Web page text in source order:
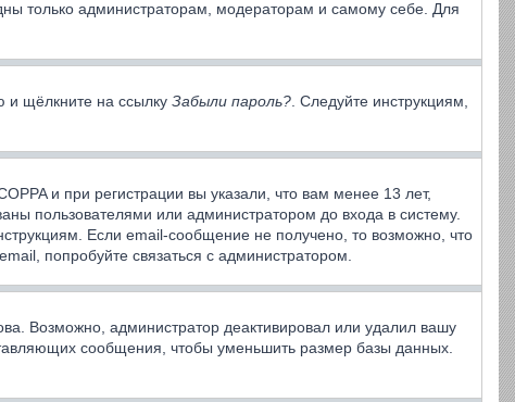
только администраторам, модераторам и самому себе. Для
и щёлкните на ссылку Забыли пароль?. Следуйте инструкциям,
и при регистрации вы указали, что вам менее 13 лет,
пользователями или администратором до входа в систему.
Если email-сообщение не получено, то возможно, что
попробуйте связаться с администратором.
Возможно, администратор деактивировал или удалил вашу
сообщения, чтобы уменьшить размер базы данных.